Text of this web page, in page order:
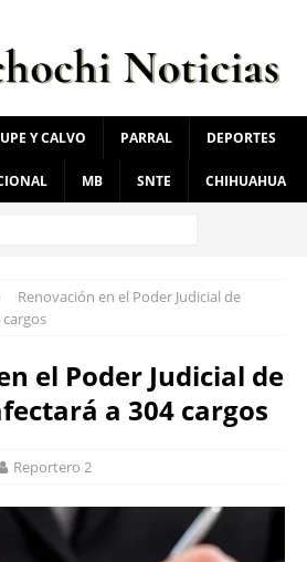
Y CALVO PARRAL DEPORTES
MB SNTE CHIHUAHUA
Renovación en el Poder Judicial de
el Poder Judicial de
a 304 cargos
Reportero 2